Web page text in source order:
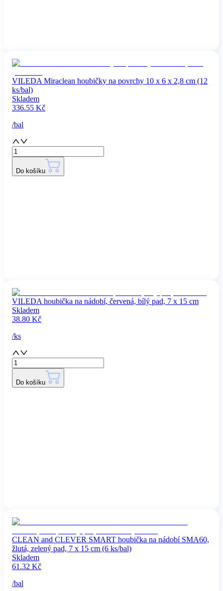
VILEDA Miraclean houbičky na povrchy 10 x 6 x 2,8 cm (12
ks/bal)
Skladem
336.55 Kč
/bal
Do košíku
VILEDA houbička na nádobí, červená, bílý pad, 7 x 15 cm
Skladem
38.80 Kč
/ks
Do košíku
CLEAN and CLEVER SMART houbička na nádobí SMA60,
žlutá, zelený pad, 7 x 15 cm (6 ks/bal)
Skladem
61.32 Kč
/bal